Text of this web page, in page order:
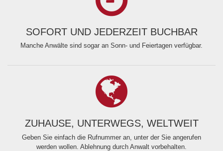
SOFORT UND JEDERZEIT BUCHBAR
Manche Anwälte sind sogar an Sonn- und Feiertagen verfügbar.
ZUHAUSE, UNTERWEGS, WELTWEIT
Geben Sie einfach die Rufnummer an, unter der Sie angerufen
werden wollen. Ablehnung durch Anwalt vorbehalten.